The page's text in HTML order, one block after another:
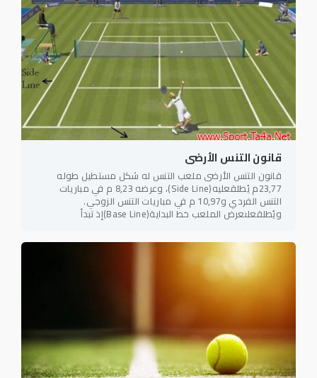
قانون التنس الأرضى
قانون التنس الأرضى ملعب التنس له شكل مستطيل طوله
23,77م يُطلقعليه(Side Line)، وعرضه 8,23 م في مباريات
التنس الفردي و10,97 م في مباريات التنس الزوجي.
ويُطلقعلىعرض الملعب خط البداية(Base Line)إذ تبدأ